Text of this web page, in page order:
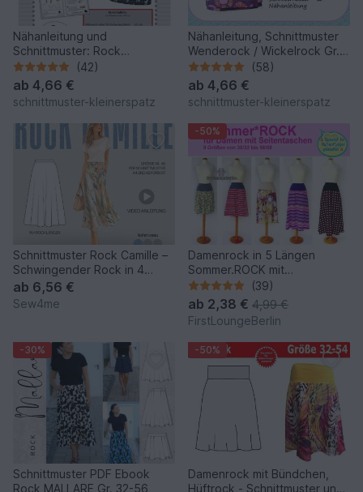
Nähanleitung und
Schnittmuster: Rock
"ruckzuck" Gr. 36 - 44/46
(42)
ab 4,66 €
schnittmuster-kleinerspatz
Nähanleitung, Schnittmuster
Wenderock / Wickelrock Gr.
36-44
(58)
ab 4,66 €
schnittmuster-kleinerspatz
Schnittmuster Rock Camille –
Schwingender Rock in 4
Längen | Gr. 34–48 (PDF
ab 6,56 €
Sew4me
-50%
Damenrock in 5 Längen
Sommer.ROCK mit
Seitentaschen in 9 Größen
Nähanleitung mit
Schnittmuster von
firstloungeberlin
(39)
ab 2,38 € 4,99 €
FirstLoungeBerlin
-30%
Schnittmuster PDF Ebook
Rock MALLARE Gr. 32-56
-50%
Damenrock mit Bündchen,
Hüftrock - Schnittmuster und